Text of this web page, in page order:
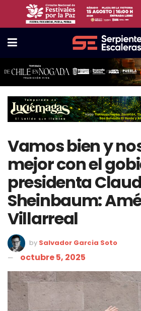
Vamos bien y
mejor con el
presidenta
Sheinbaum:
Villarreal
by Salvador Garcia Soto
octubre 5, 2025